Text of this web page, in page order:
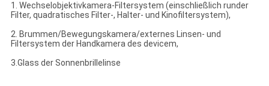
1. Wechselobjektivkamera-Filtersystem (einschließlich runder
Filter, quadratisches Filter-, Halter- und Kinofiltersystem),
2. Brummen/Bewegungskamera/externes Linsen- und
Filtersystem der Handkamera des devicem,
3.Glass der Sonnenbrillelinse